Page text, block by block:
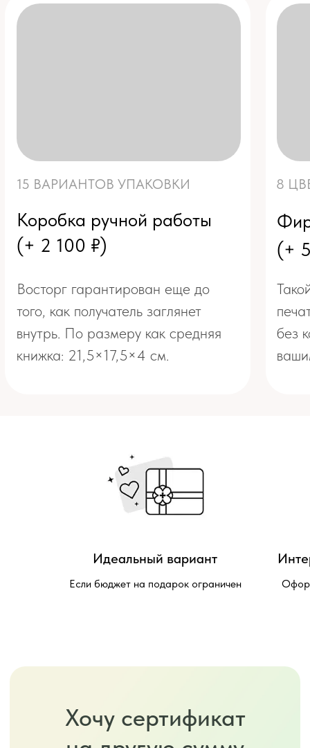
Идеальный вариант
Если бюджет на подарок ограничен
Хочу сертификат
на другую сумму
Оставьте заявку по кнопке ниже и
сертификат на любую сумму
Закажу на другую сумму